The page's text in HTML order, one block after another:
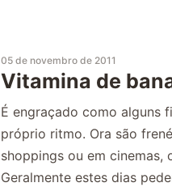
05 de novembro de 2011
Vitamina de
É engraçado como alguns
próprio ritmo. Ora são
shoppings ou em cinemas,
Geralmente estes dias